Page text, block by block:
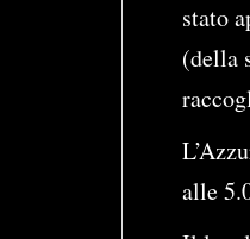
stato
(della
alle